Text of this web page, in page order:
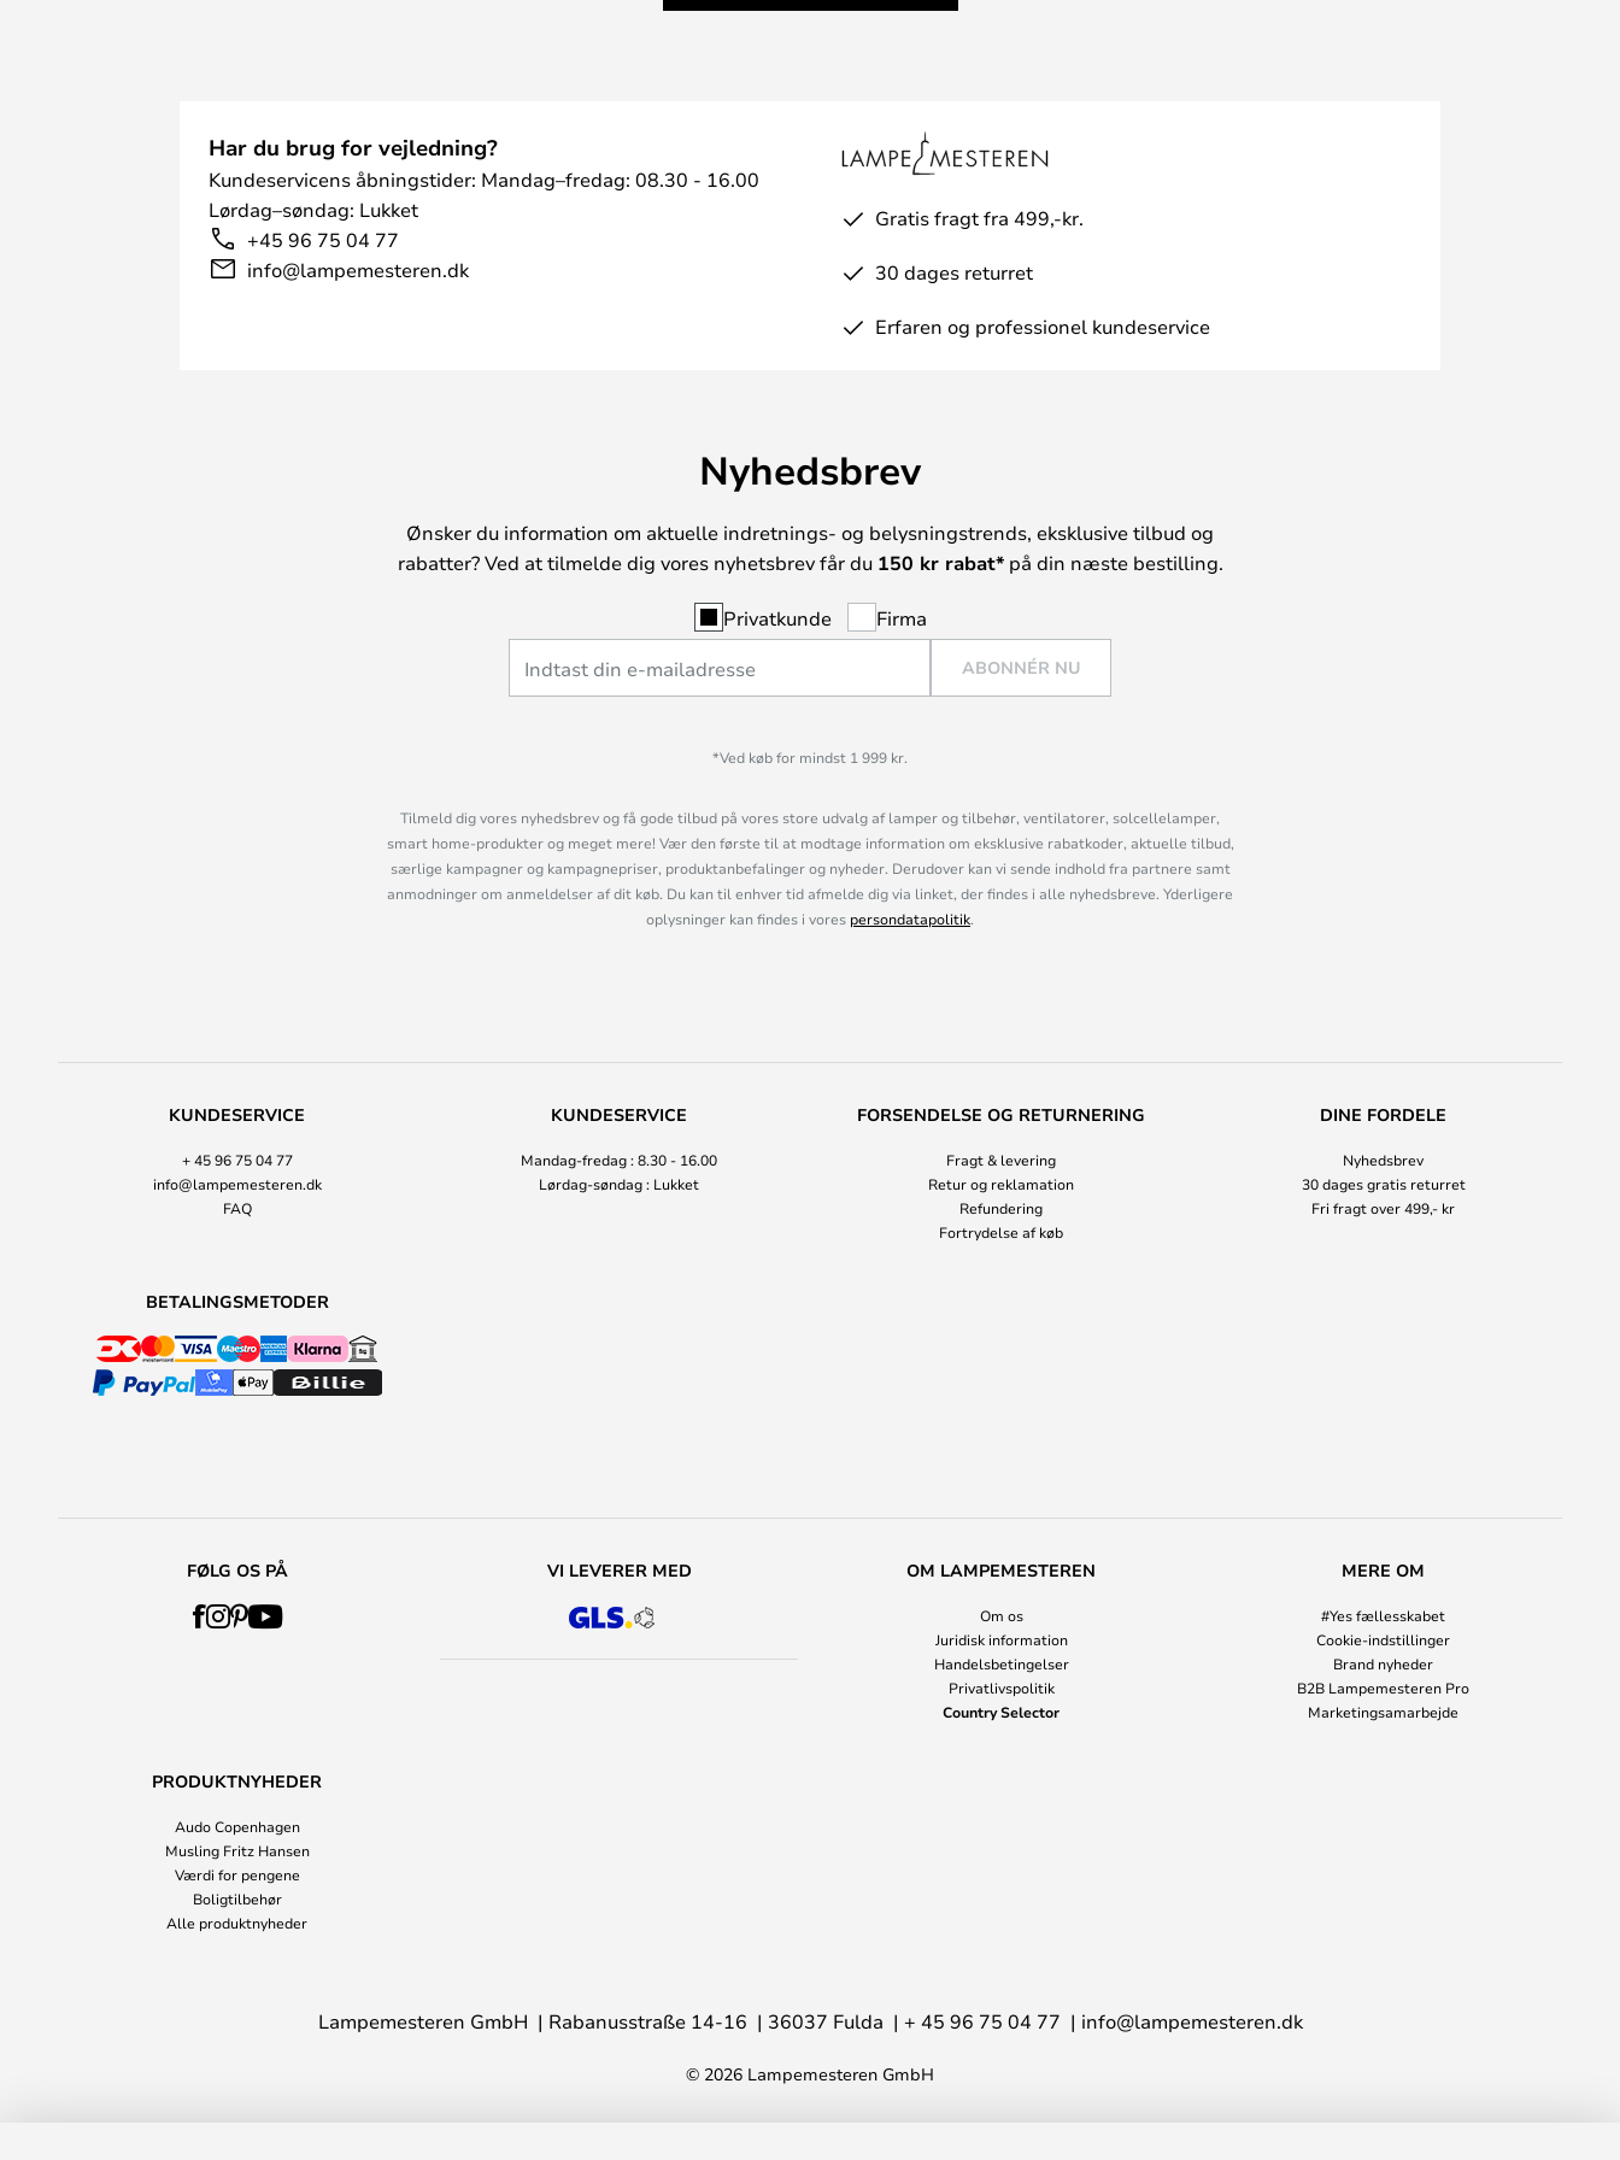
Har du brug for vejledning?
Kundeservicens åbningstider: Mandag–fredag: 08.30 - 16.00
Lørdag–søndag: Lukket
+45 96 75 04 77
info@lampemesteren.dk
Gratis fragt fra 499,-kr.
30 dages returret
Erfaren og professionel kundeservice
Nyhedsbrev
Ønsker du information om aktuelle indretnings- og belysningstrends, eksklusive tilbud og
rabatter? Ved at tilmelde dig vores nyhetsbrev får du 150 kr rabat*på din næste bestilling.
Privatkunde Firma
ABONNÉR NU
*Ved køb for mindst 1 999 kr.
Tilmeld dig vores nyhedsbrev og få gode tilbud på vores store udvalg af lamper og tilbehør, ventilatorer, solcellelamper,
smart home-produkter og meget mere! Vær den første til at modtage information om eksklusive rabatkoder, aktuelle tilbud,
særlige kampagner og kampagnepriser, produktanbefalinger og nyheder. Derudover kan vi sende indhold fra partnere samt
anmodninger om anmeldelser af dit køb. Du kan til enhver tid afmelde dig via linket, der findes i alle nyhedsbreve. Yderligere
oplysninger kan findes i vores persondatapolitik.
KUNDESERVICE
+ 45 96 75 04 77
info@lampemesteren.dk
FAQ
KUNDESERVICE
Mandag-fredag : 8.30 - 16.00
Lørdag-søndag : Lukket
FORSENDELSE OG RETURNERING
Fragt & levering
Retur og reklamation
Refundering
Fortrydelse af køb
DINE FORDELE
Nyhedsbrev
30 dages gratis returret
Fri fragt over 499,- kr
BETALINGSMETODER
FØLG OS PÅ VI LEVERER MED OM LAMPEMESTEREN
Om os
Juridisk information
Handelsbetingelser
Privatlivspolitik
Country Selector
MERE OM
#Yes fællesskabet
Cookie-indstillinger
Brand nyheder
B2B Lampemesteren Pro
Marketingsamarbejde
PRODUKTNYHEDER
Audo Copenhagen
Musling Fritz Hansen
Værdi for pengene
Boligtilbehør
Alle produktnyheder
Lampemesteren GmbH Rabanusstraße 14-16 36037 Fulda + 45 96 75 04 77 info@lampemesteren.dk
© 2026 Lampemesteren GmbH